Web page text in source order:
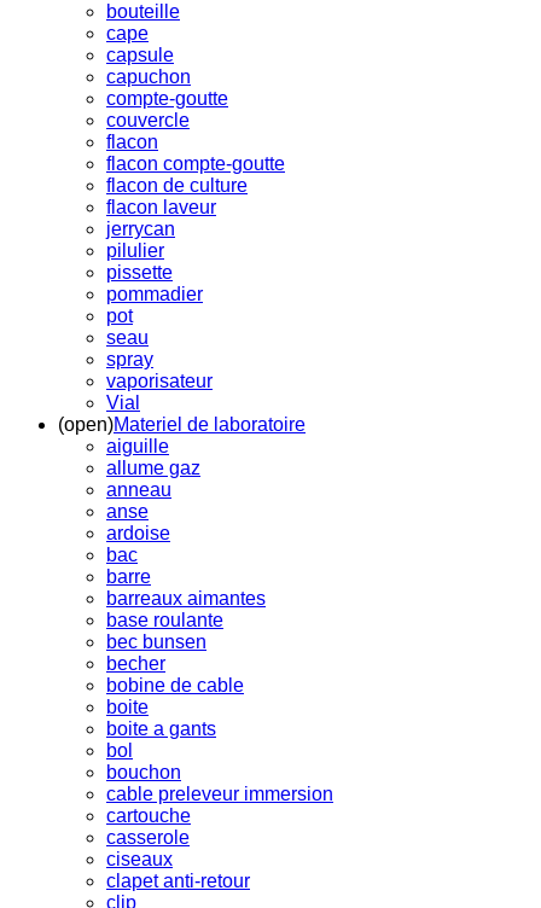
bouteille
cape
capsule
capuchon
compte-goutte
couvercle
flacon
flacon compte-goutte
flacon de culture
flacon laveur
jerrycan
pilulier
pissette
pommadier
pot
seau
spray
vaporisateur
Vial
(open)Materiel de laboratoire
aiguille
allume gaz
anneau
anse
ardoise
bac
barre
barreaux aimantes
base roulante
bec bunsen
becher
bobine de cable
boite
boite a gants
bol
bouchon
cable preleveur immersion
cartouche
casserole
ciseaux
clapet anti-retour
clip